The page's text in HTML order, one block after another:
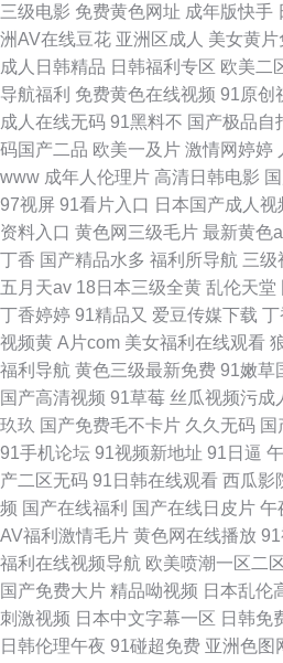
三级电影 免费黄色网址 成年版快手
洲AV在线豆花 亚洲区成人 美女黄
成人日韩精品 日韩福利专区 欧美二
导航福利 免费黄色在线视频 91原创
成人在线无码 91黑料不 国产极品自
码国产二品 欧美一及片 激情网婷婷
www 成年人伦理片 高清日韩电影
97视屏 91看片入口 日本国产成人视
资料入口 黄色网三级毛片 最新黄色
丁香 国产精品水多 福利所导航 三级
五月天av 18日本三级全黄 乱伦天堂
丁香婷婷 91精品又 爱豆传媒下载 丁
视频黄 A片com 美女福利在线观看
福利导航 黄色三级最新免费 91嫩草
国产高清视频 91草莓 丝瓜视频污成
玖玖 国产免费毛不卡片 久久无码 国
91手机论坛 91视频新地址 91日逼
产二区无码 91日韩在线观看 西瓜影
频 国产在线福利 国产在线日皮片 午
AV福利激情毛片 黄色网在线播放
福利在线视频导航 欧美喷潮一区二
国产免费大片 精品呦视频 日本乱伦
刺激视频 日本中文字幕一区 日韩免
日韩伦理午夜 91碰超免费 亚洲色图